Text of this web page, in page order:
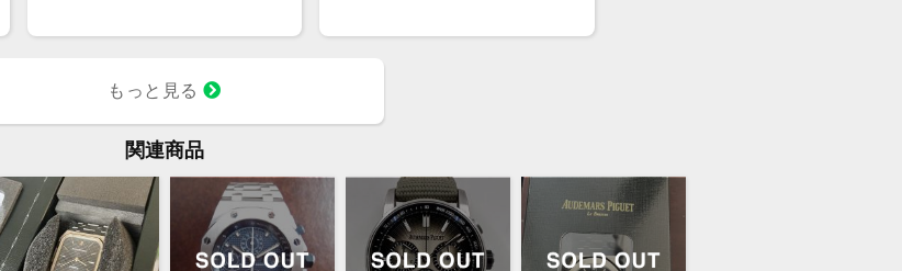
もっと見る
関連商品